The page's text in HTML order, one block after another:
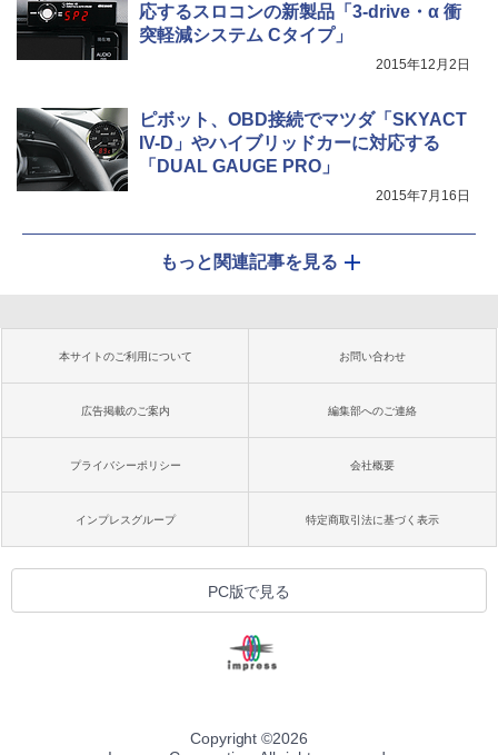
応するスロコンの新製品「3-drive・α 衝
突軽減システム Cタイプ」
2015年12月2日
ピボット、OBD接続でマツダ「SKYACT
IV-D」やハイブリッドカーに対応する
「DUAL GAUGE PRO」
2015年7月16日
もっと関連記事を見る
本サイトのご利用について お問い合わせ
広告掲載のご案内 編集部へのご連絡
プライバシーポリシー 会社概要
インプレスグループ 特定商取引法に基づく表示
PC版で見る
Copyright ©2026